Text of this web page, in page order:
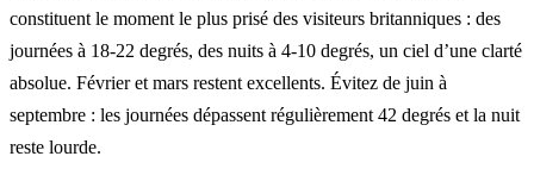
constituent le moment le plus prisé des visiteurs britanniques : des
journées à 18-22 degrés, des nuits à 4-10 degrés, un ciel d’une clarté
absolue. Février et mars restent excellents. Évitez de juin à
septembre : les journées dépassent régulièrement 42 degrés et la nuit
reste lourde.